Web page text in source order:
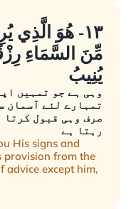
١٣- هُوَ الَّذِي
مِّنَ السَّمَاءِ
يُنِيبُ
وہی ہے جو تمہیں
تمہارے لئے آسمان
صرف وہی قبول کرتا
رہتا ہے
His signs and
provision from the
advice except him,